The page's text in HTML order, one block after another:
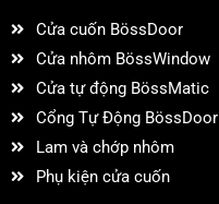
Cửa cuốn BössDoor
Cửa nhôm BössWindow
Cửa tự động BössMatic
Cổng Tự Động BössDoor
Lam và chớp nhôm
Phụ kiện cửa cuốn